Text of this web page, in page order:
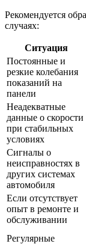
Рекомендуется
случаях:
Ситуация
Постоянные и
резкие колебания
показаний на
панели
Неадекватные
данные о скорости
при стабильных
условиях
Сигналы о
неисправностях в
других системах
автомобиля
Если отсутствует
опыт в ремонте и
обслуживании
Регулярные